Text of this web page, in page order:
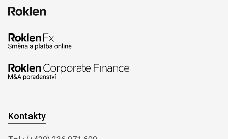
Kontakty